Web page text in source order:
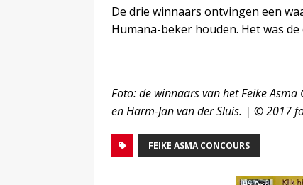
De drie winnaars ontvingen een
Humana-beker houden. Het was
Foto: de winnaars van het Feike
en Harm-Jan van der Sluis. | © 2017
FEIKE ASMA CONCOURS